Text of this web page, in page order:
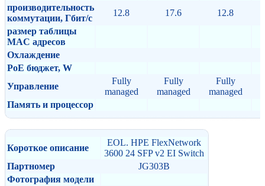
производительность
коммутации, Гбит/с
12.8 17.6
12.8
размер таблицы
MAC адресов
Охлаждение
PoE бюджет, W
Управление
Fully
managed
Fully
managed
Fully
managed
Память и процессор
Короткое описание
EOL. HPE FlexNetwork
3600 24 SFP v2 EI Switch
Партномер
JG303B
Фотография модели